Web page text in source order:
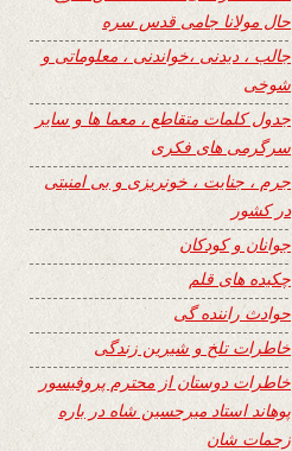
حال مولانا جامی قدس سره
جالب ، دیدنی ،خواندنی ، معلوماتی و
شوخی
جدول کلمات متقاطع ، معما ها و سایر
سرگرمی های فکری
جرم ، جنایت ، خونریزی و بی امنیتی
در کشور
جوانان و کودکان
چکیده های قلم
حوادث راننده گی
خاطرات تلخ و شیرین زندگی
خاطرات دوستان از محترم پروفیسور
پوهاند استاد میرحسین شاه در باره
زحمات شان